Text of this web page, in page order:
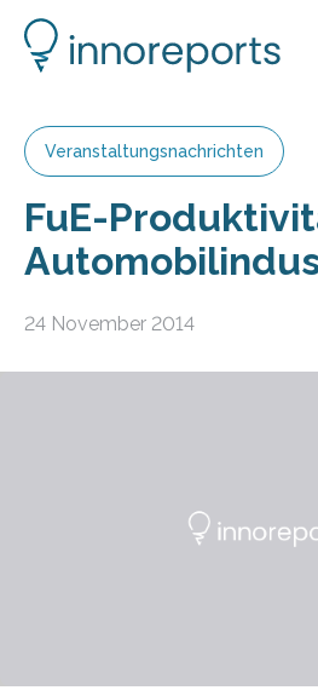
Veranstaltungsnachrichten
FuE-
24 November 2014